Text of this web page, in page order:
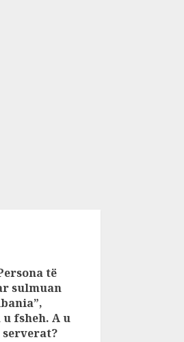
të
sulmuan
fsheh. A u
serverat?